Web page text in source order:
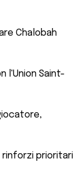
Chalobah
l'Union Saint-
rinforzi prioritari